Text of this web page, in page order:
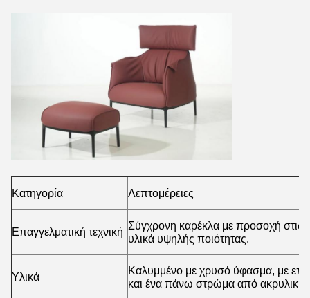
Κατηγορία Λεπτομέρειες
Επαγγελματική τεχνική Σύγχρονη καρέκλα με προσοχή στις
υλικά υψηλής ποιότητας.
Υλικά
Καλυμμένο με χρυσό ύφασμα, με
και ένα πάνω στρώμα από ακρυλική